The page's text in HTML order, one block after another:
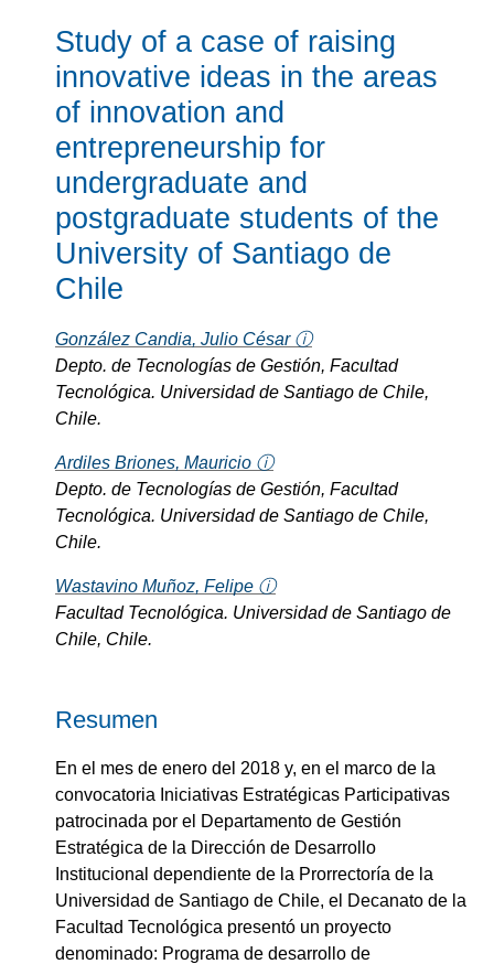
Study of a case of raising
innovative ideas in the areas
of innovation and
entrepreneurship for
undergraduate and
postgraduate students of the
University of Santiago de
Chile
González Candia, Julio César ⓘ
Depto. de Tecnologías de Gestión, Facultad
Tecnológica. Universidad de Santiago de Chile,
Chile.
Ardiles Briones, Mauricio ⓘ
Depto. de Tecnologías de Gestión, Facultad
Tecnológica. Universidad de Santiago de Chile,
Chile.
Wastavino Muñoz, Felipe ⓘ
Facultad Tecnológica. Universidad de Santiago de
Chile, Chile.
Resumen
En el mes de enero del 2018 y, en el marco de la
convocatoria Iniciativas Estratégicas Participativas
patrocinada por el Departamento de Gestión
Estratégica de la Dirección de Desarrollo
Institucional dependiente de la Prorrectoría de la
Universidad de Santiago de Chile, el Decanato de la
Facultad Tecnológica presentó un proyecto
denominado: Programa de desarrollo de